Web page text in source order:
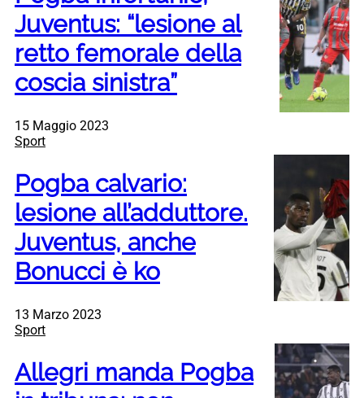
Juventus: “lesione al
retto femorale della
coscia sinistra”
15 Maggio 2023
Sport
Pogba calvario:
lesione all’adduttore.
Juventus, anche
Bonucci è ko
13 Marzo 2023
Sport
Allegri manda Pogba